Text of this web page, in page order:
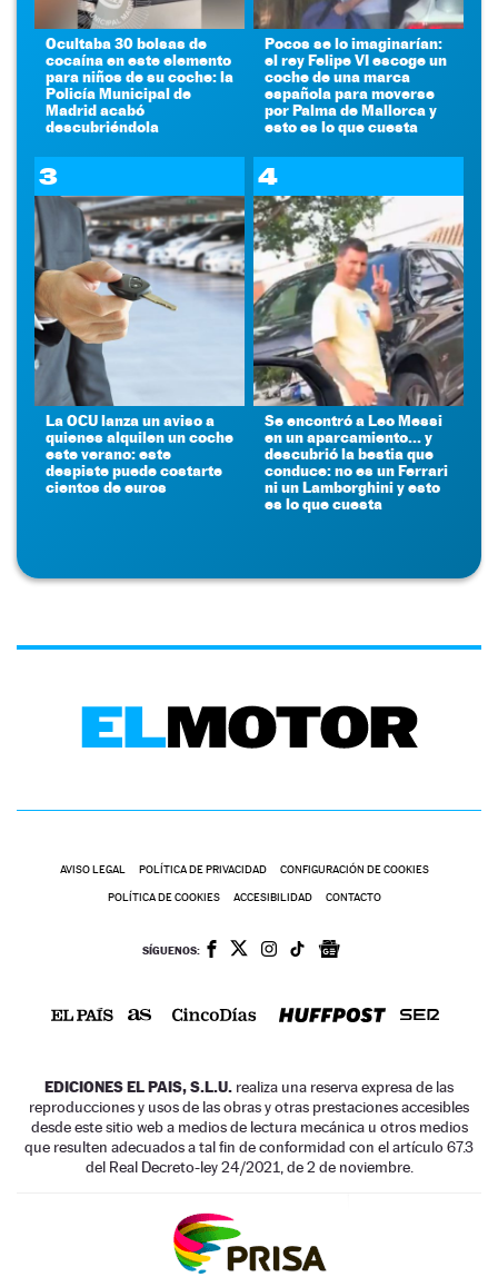
Ocultaba 30 bolsas de
cocaína en este elemento
para niños de su coche: la
Policía Municipal de
Madrid acabó
descubriéndola
Pocos se lo imaginarían:
el rey Felipe VI escoge un
coche de una marca
española para moverse
por Palma de Mallorca y
esto es lo que cuesta
3
La OCU lanza un aviso a
quienes alquilen un coche
este verano: este
despiste puede costarte
cientos de euros
4
Se encontró a Leo Messi
en un aparcamiento... y
descubrió la bestia que
conduce: no es un Ferrari
ni un Lamborghini y esto
es lo que cuesta
AVISO LEGAL POLÍTICA DE PRIVACIDAD CONFIGURACIÓN DE COOKIES
POLÍTICA DE COOKIES ACCESIBILIDAD CONTACTO
SÍGUENOS:
EDICIONES EL PAIS, S.L.U. realiza una reserva expresa de las
reproducciones y usos de las obras y otras prestaciones accesibles
desde este sitio web a medios de lectura mecánica u otros medios
que resulten adecuados a tal fin de conformidad con el artículo 67.3
del Real Decreto-ley 24/2021, de 2 de noviembre.